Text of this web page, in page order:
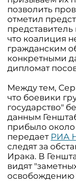
позволить
отметил
что коалиция
гражданским
конкретными
дипломат
Между тем,
что боевики
государство"
данным
прибыло около
передает РИА
следят за
Ирака. В
видят
освобождению